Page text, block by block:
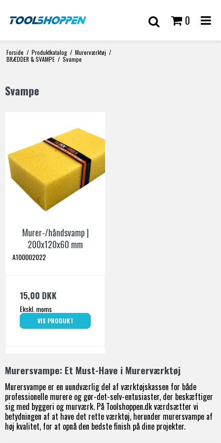
0
Forside / Produktkatalog / Murerværktøj /
BRÆDDER & SVAMPE / Svampe
Svampe
Murer-/håndsvamp |
200x120x60 mm
A100002022
15,00 DKK
Ekskl. moms
VIS PRODUKT
Murersvampe: Et Must-Have i Murerværktøj
Murersvampe er en uundværlig del af værktøjskassen for både
professionelle murere og gør-det-selv-entusiaster, der beskæftiger
sig med byggeri og murværk. På Toolshoppen.dk værdsætter vi
betydningen af at have det rette værktøj, herunder murersvampe af
høj kvalitet, for at opnå den bedste finish på dine projekter.